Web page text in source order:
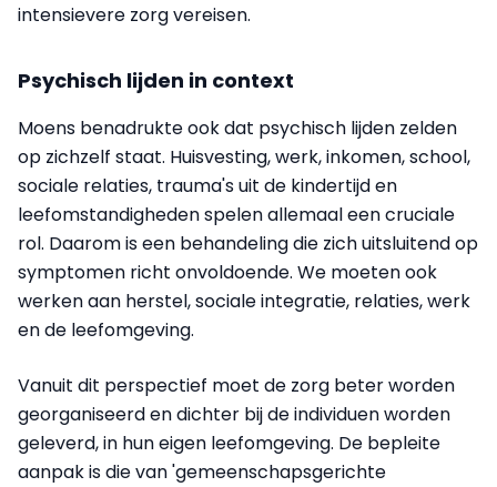
intensievere zorg vereisen.
Psychisch lijden in context
Moens benadrukte ook dat psychisch lijden zelden
op zichzelf staat. Huisvesting, werk, inkomen, school,
sociale relaties, trauma's uit de kindertijd en
leefomstandigheden spelen allemaal een cruciale
rol. Daarom is een behandeling die zich uitsluitend op
symptomen richt onvoldoende. We moeten ook
werken aan herstel, sociale integratie, relaties, werk
en de leefomgeving.
Vanuit dit perspectief moet de zorg beter worden
georganiseerd en dichter bij de individuen worden
geleverd, in hun eigen leefomgeving. De bepleite
aanpak is die van 'gemeenschapsgerichte